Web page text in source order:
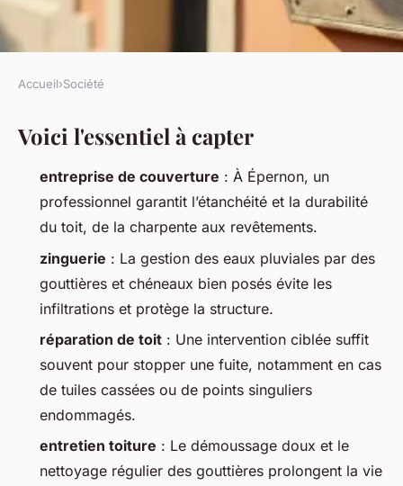
Entreprise de couverture et de
zinguerie à Épernon : travaux
et services professionnels
10/05/2026 19:11•
Accueil›Société
Voici l'essentiel à capter
entreprise de couverture : À Épernon, un
professionnel garantit l’étanchéité et la durabilité
du toit, de la charpente aux revêtements.
zinguerie : La gestion des eaux pluviales par des
gouttières et chéneaux bien posés évite les
infiltrations et protège la structure.
réparation de toit : Une intervention ciblée suffit
souvent pour stopper une fuite, notamment en cas
de tuiles cassées ou de points singuliers
endommagés.
entretien toiture : Le démoussage doux et le
nettoyage régulier des gouttières prolongent la vie